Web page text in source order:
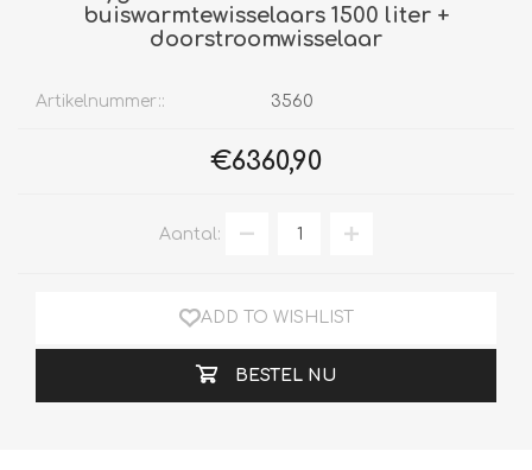
buiswarmtewisselaars 1500 liter +
doorstroomwisselaar
Artikelnummer:: 3560
€6360,90
Aantal:
ADD TO WISHLIST
BESTEL NU